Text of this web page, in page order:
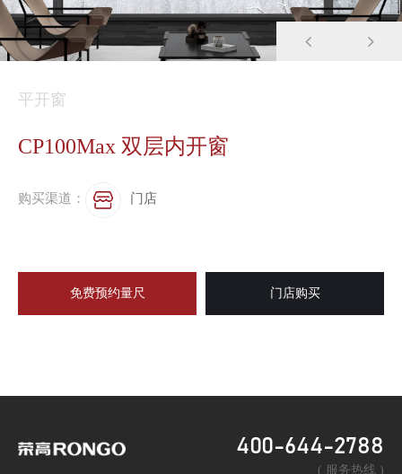
平开窗
CP100Max 双层内开窗
购买渠道： 门店
免费预约量尺 门店购买
400-644-2788
( 服务热线 )